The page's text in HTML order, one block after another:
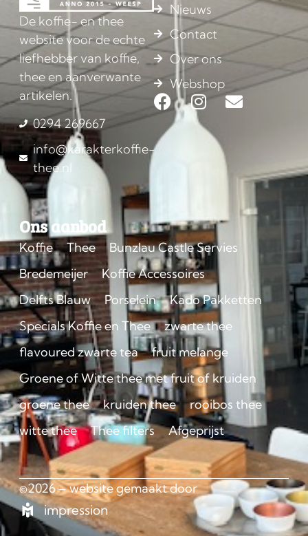
De koffie- en thee
website voor de echte
liefhebber van koffie,
thee en aanverwante
artikelen.
0294 269667
info@karakterkoffie-
thee.nl
Nieuws
Contact
Over ons
Webshop
Ons aanbod
Koffie Thee
Bunzlau Castle Servies
Bredemeijer
Koffie Accessoires
Delfts Blauw
Porselein
Kado Pakketten
Specials Koffie en Thee
zwarte thee
flavoured zwarte tea
fruit melange
Groene of Witte thee met fruit of kruiden
groene thee
kruiden thee
rooibos thee
witte thee
Thee filters Afgeprijst
©2026 – website gemaakt door
impression